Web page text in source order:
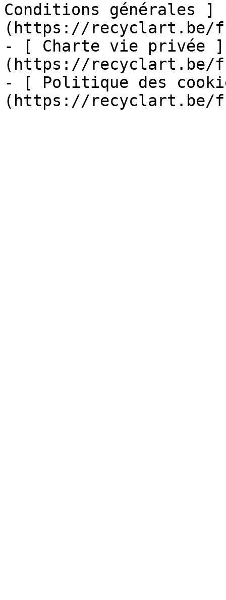
Conditions générales ]
(https://recyclart.be/
- [ Charte vie privée ]
(https://recyclart.be/
- [ Politique des